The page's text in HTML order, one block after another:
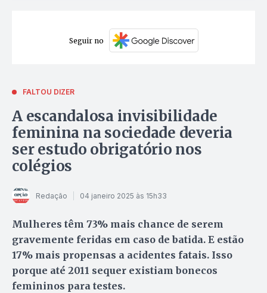
Seguir no
FALTOU DIZER
A escandalosa invisibilidade
feminina na sociedade deveria
ser estudo obrigatório nos
colégios
Redação 04 janeiro 2025 às 15h33
Mulheres têm 73% mais chance de serem
gravemente feridas em caso de batida. E estão
17% mais propensas a acidentes fatais. Isso
porque até 2011 sequer existiam bonecos
femininos para testes.